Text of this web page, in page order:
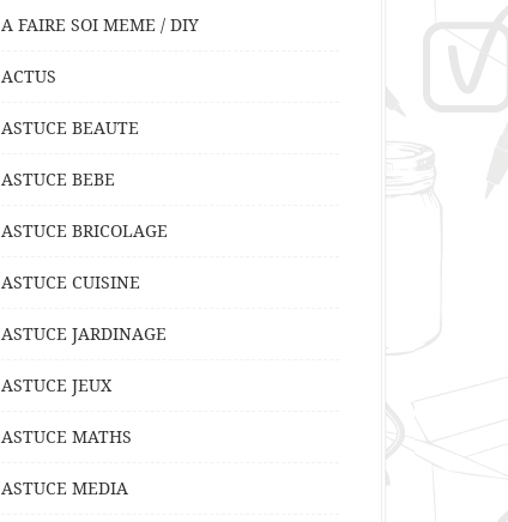
A FAIRE SOI MEME / DIY
ACTUS
ASTUCE BEAUTE
ASTUCE BEBE
ASTUCE BRICOLAGE
ASTUCE CUISINE
ASTUCE JARDINAGE
ASTUCE JEUX
ASTUCE MATHS
ASTUCE MEDIA